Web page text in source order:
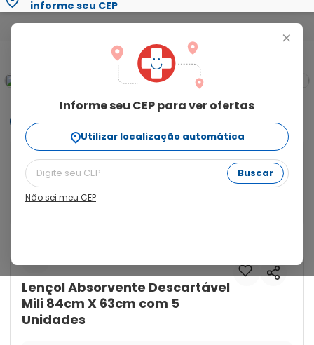
informe seu CEP
+
Informe seu CEP para ver ofertas
Utilizar localização automática
Buscar
Não sei meu CEP
Todos os itens de Reabilitação e
Informações
Lençol Absorvente Descartável, pode ser usado como
protetor para o berço, no carrinho, nas trocas das
fraldas e em muitas outras situações. Prático e
confortável,é perfeito para levar na bolsa do bebê em
Lençol Absorvente Descartável
Mili 84cm X 63cm com 5
Unidades